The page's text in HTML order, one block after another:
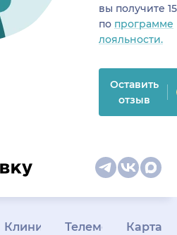
вы получите
по программе
лояльности.
Оставить
отзыв
КлиникамТелемедицина
Карта